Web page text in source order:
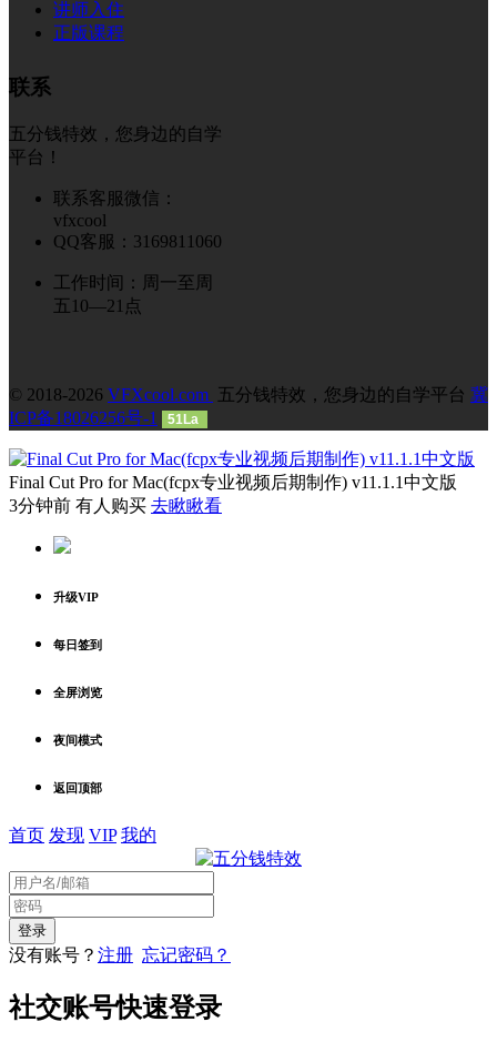
讲师入住
正版课程
联系
五分钱特效，您身边的自学
平台！
联系客服微信：
vfxcool
QQ客服：3169811060
工作时间：周一至周
五10—21点
© 2018-2026 VFXcool.com 五分钱特效，您身边的自学平台 冀
ICP备18026256号-1
51La
Final Cut Pro for Mac(fcpx专业视频后期制作) v11.1.1中文版
3分钟前 有人购买 去瞅瞅看
升级VIP
每日签到
全屏浏览
夜间模式
返回顶部
首页 发现 VIP 我的
没有账号？ 注册 忘记密码？
社交账号快速登录